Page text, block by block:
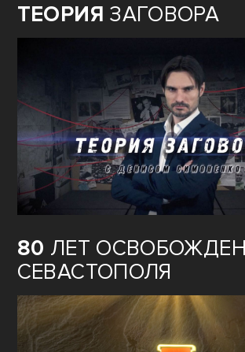
ТЕОРИЯ ЗАГОВОРА
80 ЛЕТ
СЕВАСТОПОЛЯ